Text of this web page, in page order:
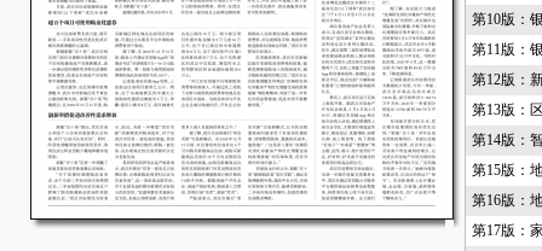
第10版：
第11版：
第12版：
第13版：
第14版：
第15版：
第16版：
第17版：